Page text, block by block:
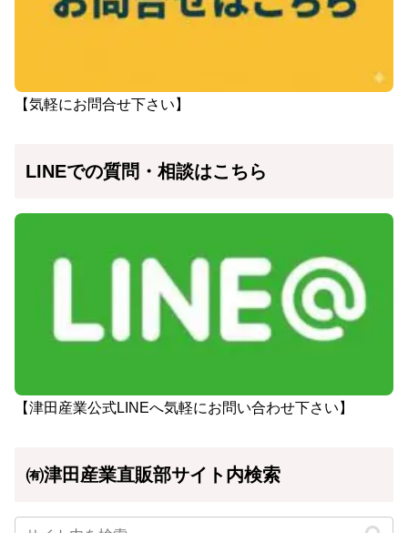
【気軽にお問合せ下さい】
LINEでの質問・相談はこちら
【津田産業公式LINEへ気軽にお問い合わせ下さい】
㈲津田産業直販部サイト内検索